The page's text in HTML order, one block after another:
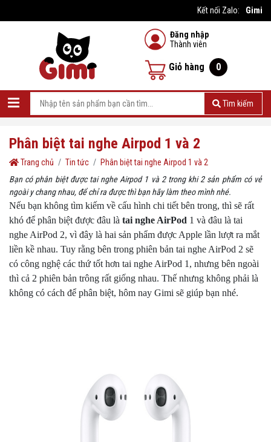
Phân biệt tai nghe Airpod 1 và 2
Trang chủ Tin tức
Phân biệt tai nghe Airpod 1 và 2
Bạn có phân biệt được tai nghe Airpod 1 và 2 trong khi 2 sản phẩm có vẻ
ngoài y chang nhau, để chỉ ra được thì bạn hãy làm theo mình nhé.
Nếu bạn không tìm kiếm về cấu hình chi tiết bên trong, thì sẽ rất
khó để phân biệt được đâu là tai nghe AirPod 1 và đâu là tai
nghe AirPod 2, vì đây là hai sản phẩm được Apple lần lượt ra mắt
liền kề nhau. Tuy rằng bên trong phiên bản tai nghe AirPod 2 sẽ
có công nghệ các thứ tốt hơn tai nghe AirPod 1, nhưng bên ngoài
thì cả 2 phiên bản trông rất giống nhau. Thế nhưng không phải là
không có cách để phân biệt, hôm nay Gimi sẽ giúp bạn nhé.
Kết nối Zalo: Gimi
Đăng nhập
Thành viên
Giỏ hàng 0
Tìm kiếm